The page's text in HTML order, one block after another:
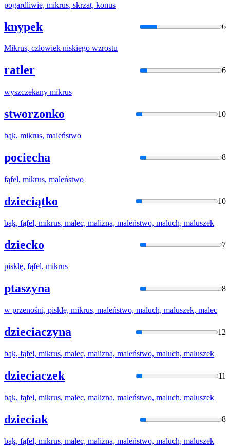
pogardliwie, mikrus, skrzat, konus
knypek 6
Mikrus, człowiek niskiego wzrostu
ratler 6
wyszczekany mikrus
stworzonko 10
bąk, mikrus, maleństwo
pociecha 8
fąfel, mikrus, maleństwo
dzieciątko 10
bąk, fąfel, mikrus, malec, malizna, maleństwo, maluch, maluszek
dziecko 7
pisklę, fąfel, mikrus
ptaszyna 8
w przenośni, pisklę, mikrus, maleństwo, maluch, maluszek, malec
dzieciaczyna 12
bąk, fąfel, mikrus, malec, malizna, maleństwo, maluch, maluszek
dzieciaczek 11
bąk, fąfel, mikrus, malec, malizna, maleństwo, maluch, maluszek
dzieciak 8
bąk, fąfel, mikrus, malec, malizna, maleństwo, maluch, maluszek